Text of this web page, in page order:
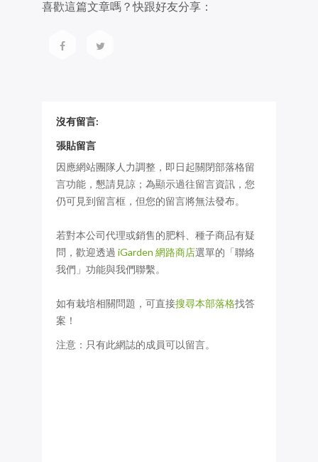
喜歡這篇文章嗎？快跟好友分享：
沒有留言:
張貼留言
因應網站團隊人力調整，即日起關閉部落格留
言功能，懇請見諒；為顯示過往留言資訊，您
仍可見到留言框，但您的留言將無法發布。
若對本公司代理或銷售的肥料、種子商品有疑
問，歡迎透過 iGarden 網路商店選單的「聯絡
我們」功能與我們聯繫。
如有栽培相關問題，可直接搜尋本部落格找答
案！
注意：只有此網誌的成員可以留言。